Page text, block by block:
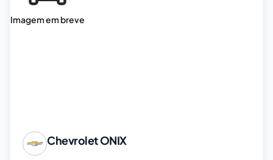
Imagem em breve
ChevroletONIX